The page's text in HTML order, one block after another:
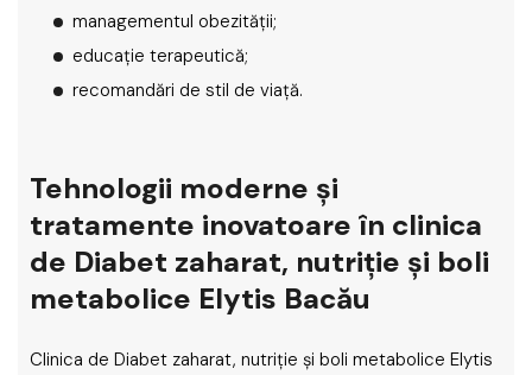
managementul obezității;
educație terapeutică;
recomandări de stil de viață.
Tehnologii moderne și
tratamente inovatoare în clinica
de Diabet zaharat, nutriție și boli
metabolice Elytis Bacău
Clinica de Diabet zaharat, nutriție și boli metabolice Elytis